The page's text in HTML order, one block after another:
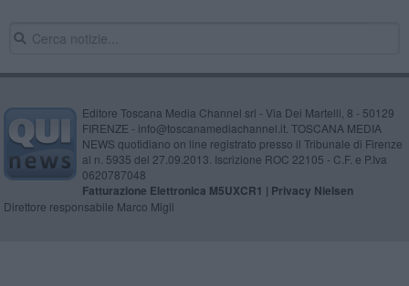
Editore Toscana Media Channel srl - Via Dei Martelli, 8 - 50129
FIRENZE - info@toscanamediachannel.it. TOSCANA MEDIA
NEWS quotidiano on line registrato presso il Tribunale di Firenze
al n. 5935 del 27.09.2013. Iscrizione ROC 22105 - C.F. e P.Iva
0620787048
Fatturazione Elettronica M5UXCR1 | Privacy Nielsen
Direttore responsabile Marco Migli